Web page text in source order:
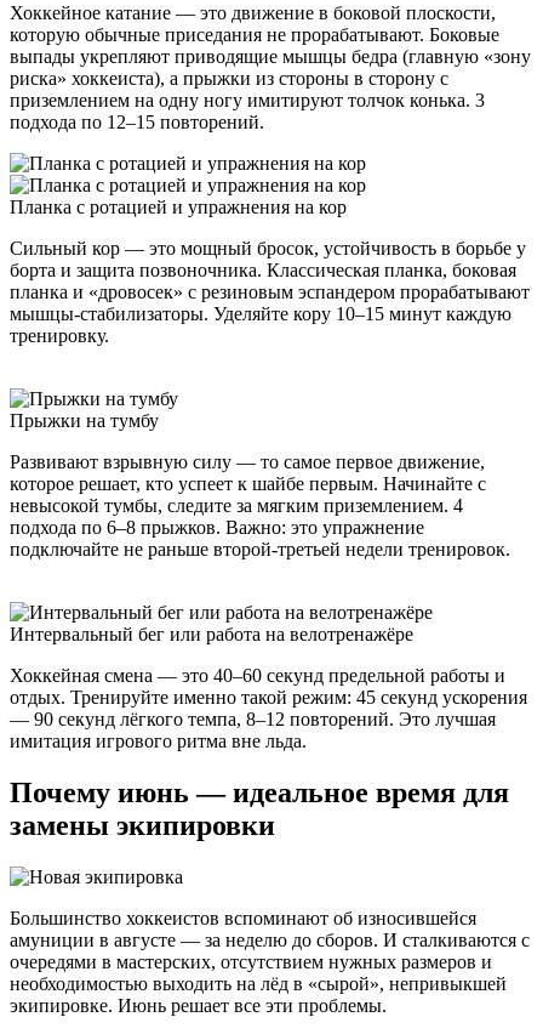
Хоккейное катание — это движение в боковой плоскости,
которую обычные приседания не прорабатывают. Боковые
выпады укрепляют приводящие мышцы бедра (главную «зону
риска» хоккеиста), а прыжки из стороны в сторону с
приземлением на одну ногу имитируют толчок конька. 3
подхода по 12–15 повторений.
Планка с ротацией и упражнения на кор
Сильный кор — это мощный бросок, устойчивость в борьбе у
борта и защита позвоночника. Классическая планка, боковая
планка и «дровосек» с резиновым эспандером прорабатывают
мышцы-стабилизаторы. Уделяйте кору 10–15 минут каждую
тренировку.
Прыжки на тумбу
Развивают взрывную силу — то самое первое движение,
которое решает, кто успеет к шайбе первым. Начинайте с
невысокой тумбы, следите за мягким приземлением. 4
подхода по 6–8 прыжков. Важно: это упражнение
подключайте не раньше второй-третьей недели тренировок.
Интервальный бег или работа на велотренажёре
Хоккейная смена — это 40–60 секунд предельной работы и
отдых. Тренируйте именно такой режим: 45 секунд ускорения
— 90 секунд лёгкого темпа, 8–12 повторений. Это лучшая
имитация игрового ритма вне льда.
Почему июнь — идеальное время для
замены экипировки
Большинство хоккеистов вспоминают об износившейся
амуниции в августе — за неделю до сборов. И сталкиваются с
очередями в мастерских, отсутствием нужных размеров и
необходимостью выходить на лёд в «сырой», непривыкшей
экипировке. Июнь решает все эти проблемы.